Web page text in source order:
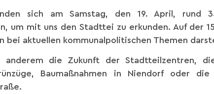
sich am Samstag, den 19. April, rund
um mit uns den Stadttei zu erkunden. Auf der
bei aktuellen kommunalpolitischen Themen
die Zukunft der Stadtteilzentren,
Baumaßnahmen in Niendorf oder